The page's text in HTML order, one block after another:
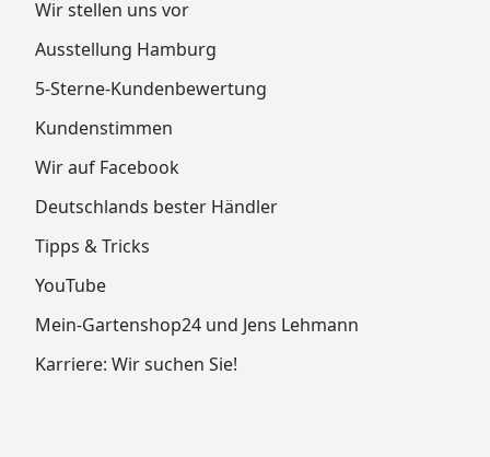
Wir stellen uns vor
Ausstellung Hamburg
5-Sterne-Kundenbewertung
Kundenstimmen
Wir auf Facebook
Deutschlands bester Händler
Tipps & Tricks
YouTube
Mein-Gartenshop24 und Jens Lehmann
Karriere: Wir suchen Sie!